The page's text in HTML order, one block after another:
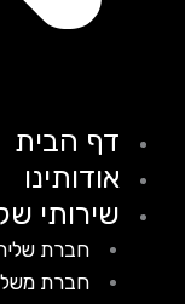
דף הבית
אודותינו
שירותי
חברת שליחויות
חברת משלוחים